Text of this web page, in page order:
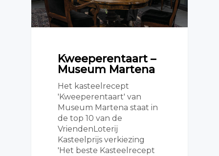
Kweeperentaart –
Museum Martena
Het kasteelrecept
'Kweeperentaart' van
Museum Martena staat in
de top 10 van de
VriendenLoterij
Kasteelprijs verkiezing
'Het beste Kasteelrecept